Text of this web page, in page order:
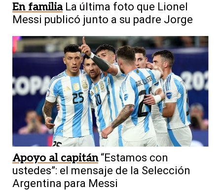
En familia La última foto que Lionel
Messi publicó junto a su padre Jorge
Apoyo al capitán “Estamos con
ustedes”: el mensaje de la Selección
Argentina para Messi